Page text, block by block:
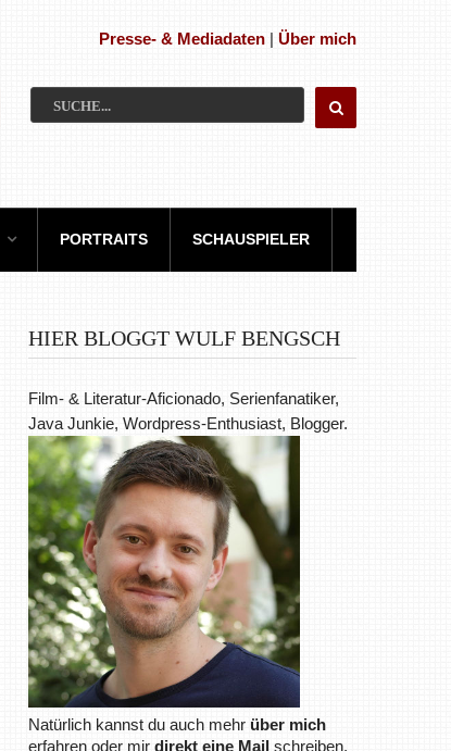
Presse- & Mediadaten | Über mich
PORTRAITS SCHAUSPIELER
HIER BLOGGT WULF BENGSCH
Film- & Literatur-Aficionado, Serienfanatiker,
Java Junkie, Wordpress-Enthusiast, Blogger.
Natürlich kannst du auch mehr über mich
erfahren oder mirdirekt eine Mail schreiben.